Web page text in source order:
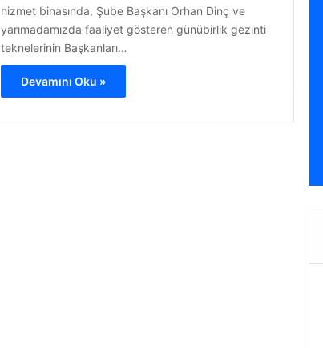
hizmet binasında, Şube Başkanı Orhan Dinç ve
yarımadamızda faaliyet gösteren günübirlik gezinti
teknelerinin Başkanları…
Devamını Oku »